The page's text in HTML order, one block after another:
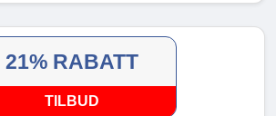
21% RABATT
TILBUD